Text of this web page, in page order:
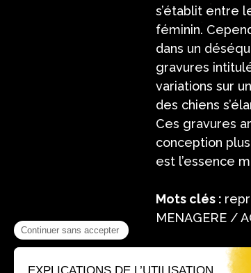
s’établit entre
féminin.
dans un
gravures
variations sur
des chiens
Ces gravures
conception
est l’essence
Mots clés :
MENAGERE /